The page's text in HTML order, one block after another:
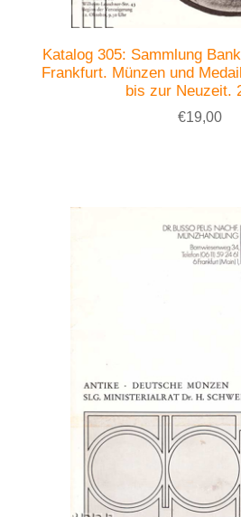
Katalog 305: Sammlung
Frankfurt. Münzen und
bis zur Neuzeit.
€19,00